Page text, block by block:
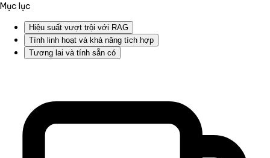
Mục lục
Hiệu suất vượt trội với RAG
Tính linh hoạt và khả năng tích hợp
Tương lai và tính sẵn có